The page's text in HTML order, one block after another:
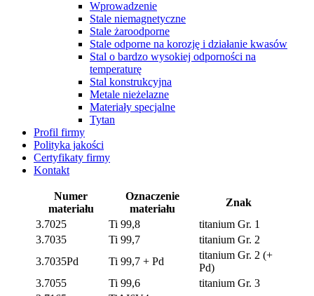
Wprowadzenie
Stale niemagnetyczne
Stale żaroodporne
Stale odporne na korozję i działanie kwasów
Stal o bardzo wysokiej odporności na
temperaturę
Stal konstrukcyjna
Metale nieżelazne
Materiały specjalne
Tytan
Profil firmy
Polityka jakości
Certyfikaty firmy
Kontakt
Numer
materiału
Oznaczenie
materiału
Znak
3.7025
Ti 99,8
titanium Gr. 1
3.7035
Ti 99,7
titanium Gr. 2
3.7035Pd
Ti 99,7 + Pd
titanium Gr. 2 (+
Pd)
3.7055
Ti 99,6
titanium Gr. 3